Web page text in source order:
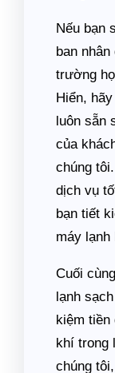
Nếu bạn
ban
trường
Hiển,
luôn sẵn
của
chúng
dịch vụ
bạn tiết
máy lạnh
Cuối
lạnh
kiệm tiền
khí trong
chúng